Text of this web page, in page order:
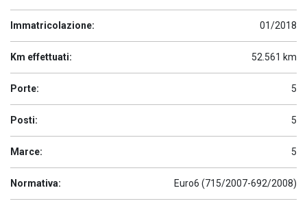
Immatricolazione: 01/2018
Km effettuati: 52.561 km
Porte: 5
Posti: 5
Marce: 5
Normativa: Euro6 (715/2007-692/2008)